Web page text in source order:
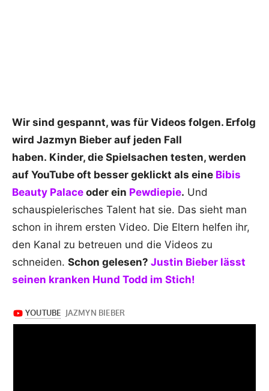
Wir sind gespannt, was für Videos folgen. Erfolg
wird Jazmyn Bieber auf jeden Fall
haben. Kinder, die Spielsachen testen, werden
auf YouTube oft besser geklickt als eine Bibis
Beauty Palace oder ein Pewdiepie. Und
schauspielerisches Talent hat sie. Das sieht man
schon in ihrem ersten Video. Die Eltern helfen ihr,
den Kanal zu betreuen und die Videos zu
schneiden. Schon gelesen? Justin Bieber lässt
seinen kranken Hund Todd im Stich!